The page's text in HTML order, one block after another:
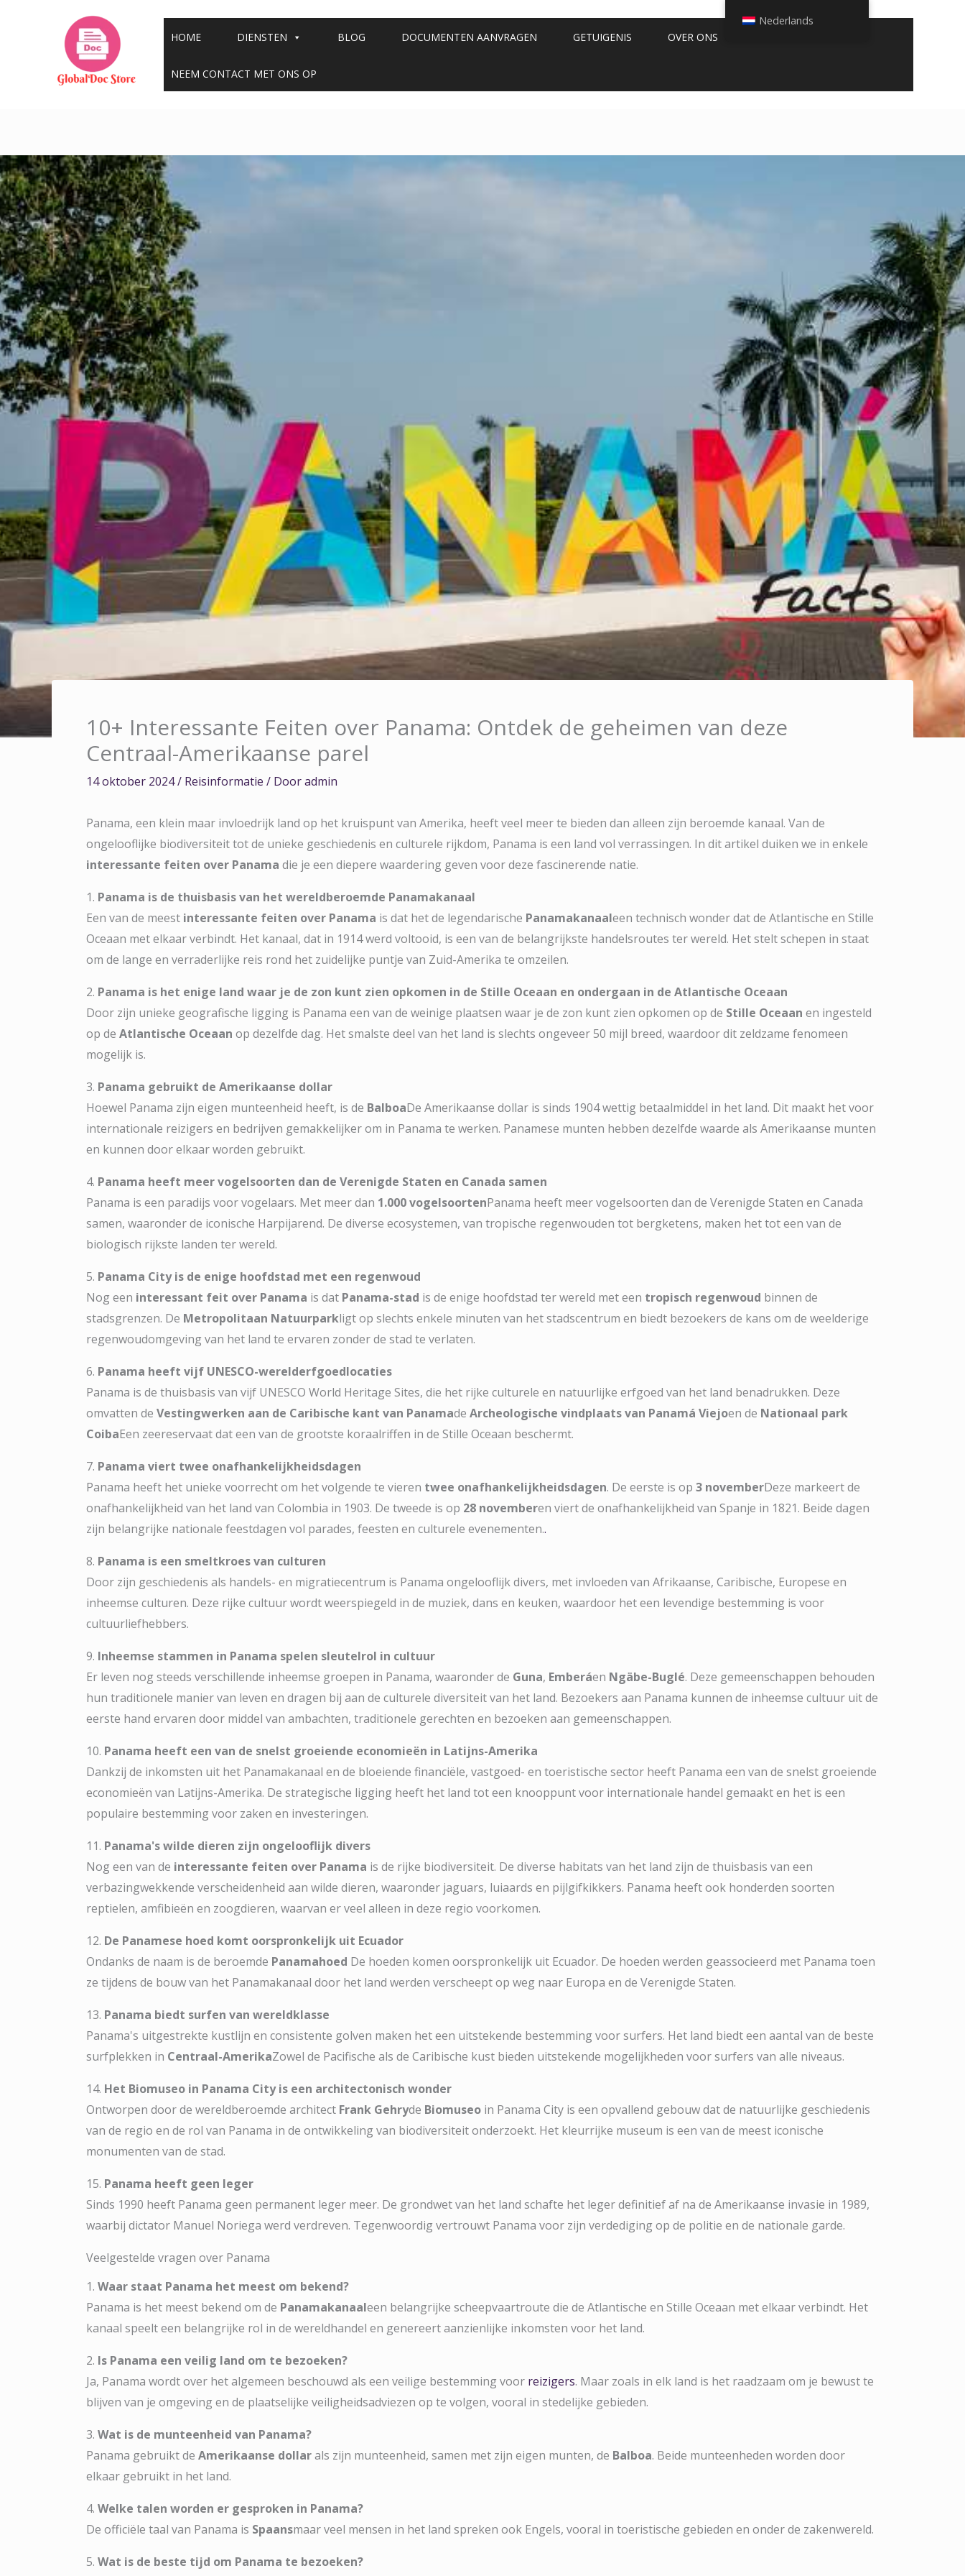
HOME DIENSTEN BLOG DOCUMENTEN AANVRAGEN GETUIGENIS OVER ONS
NEEM CONTACT MET ONS OP
10+ Interessante Feiten over Panama: Ontdek de geheimen van deze
Centraal-Amerikaanse parel
14 oktober 2024/ Reisinformatie / Dooradmin
Panama, een klein maar invloedrijk land op het kruispunt van Amerika, heeft veel meer te bieden dan alleen zijn beroemde kanaal. Van de
ongelooflijke biodiversiteit tot de unieke geschiedenis en culturele rijkdom, Panama is een land vol verrassingen. In dit artikel duiken we in enkele
interessante feiten over Panama die je een diepere waardering geven voor deze fascinerende natie.
1. Panama is de thuisbasis van het wereldberoemde Panamakanaal
Een van de meest interessante feiten over Panama is dat het de legendarische Panamakanaaleen technisch wonder dat de Atlantische en Stille
Oceaan met elkaar verbindt. Het kanaal, dat in 1914 werd voltooid, is een van de belangrijkste handelsroutes ter wereld. Het stelt schepen in staat
om de lange en verraderlijke reis rond het zuidelijke puntje van Zuid-Amerika te omzeilen.
2. Panama is het enige land waar je de zon kunt zien opkomen in de Stille Oceaan en ondergaan in de Atlantische Oceaan
Door zijn unieke geografische ligging is Panama een van de weinige plaatsen waar je de zon kunt zien opkomen op de Stille Oceaan en ingesteld
op de Atlantische Oceaan op dezelfde dag. Het smalste deel van het land is slechts ongeveer 50 mijl breed, waardoor dit zeldzame fenomeen
mogelijk is.
3. Panama gebruikt de Amerikaanse dollar
Hoewel Panama zijn eigen munteenheid heeft, is de BalboaDe Amerikaanse dollar is sinds 1904 wettig betaalmiddel in het land. Dit maakt het voor
internationale reizigers en bedrijven gemakkelijker om in Panama te werken. Panamese munten hebben dezelfde waarde als Amerikaanse munten
en kunnen door elkaar worden gebruikt.
4. Panama heeft meer vogelsoorten dan de Verenigde Staten en Canada samen
Panama is een paradijs voor vogelaars. Met meer dan 1.000 vogelsoortenPanama heeft meer vogelsoorten dan de Verenigde Staten en Canada
samen, waaronder de iconische Harpijarend. De diverse ecosystemen, van tropische regenwouden tot bergketens, maken het tot een van de
biologisch rijkste landen ter wereld.
5. Panama City is de enige hoofdstad met een regenwoud
Nog een interessant feit over Panama is dat Panama-stad is de enige hoofdstad ter wereld met een tropisch regenwoud binnen de
stadsgrenzen. De Metropolitaan Natuurparkligt op slechts enkele minuten van het stadscentrum en biedt bezoekers de kans om de weelderige
regenwoudomgeving van het land te ervaren zonder de stad te verlaten.
6. Panama heeft vijf UNESCO-werelderfgoedlocaties
Panama is de thuisbasis van vijf UNESCO World Heritage Sites, die het rijke culturele en natuurlijke erfgoed van het land benadrukken. Deze
omvatten de Vestingwerken aan de Caribische kant van Panamade Archeologische vindplaats van Panamá Viejoen de Nationaal park
CoibaEen zeereservaat dat een van de grootste koraalriffen in de Stille Oceaan beschermt.
7. Panama viert twee onafhankelijkheidsdagen
Panama heeft het unieke voorrecht om het volgende te vieren twee onafhankelijkheidsdagen. De eerste is op 3 novemberDeze markeert de
onafhankelijkheid van het land van Colombia in 1903. De tweede is op 28 novemberen viert de onafhankelijkheid van Spanje in 1821. Beide dagen
zijn belangrijke nationale feestdagen vol parades, feesten en culturele evenementen..
8. Panama is een smeltkroes van culturen
Door zijn geschiedenis als handels- en migratiecentrum is Panama ongelooflijk divers, met invloeden van Afrikaanse, Caribische, Europese en
inheemse culturen. Deze rijke cultuur wordt weerspiegeld in de muziek, dans en keuken, waardoor het een levendige bestemming is voor
cultuurliefhebbers.
9. Inheemse stammen in Panama spelen sleutelrol in cultuur
Er leven nog steeds verschillende inheemse groepen in Panama, waaronder de Guna, Emberáen Ngäbe-Buglé. Deze gemeenschappen behouden
hun traditionele manier van leven en dragen bij aan de culturele diversiteit van het land. Bezoekers aan Panama kunnen de inheemse cultuur uit de
eerste hand ervaren door middel van ambachten, traditionele gerechten en bezoeken aan gemeenschappen.
10. Panama heeft een van de snelst groeiende economieën in Latijns-Amerika
Dankzij de inkomsten uit het Panamakanaal en de bloeiende financiële, vastgoed- en toeristische sector heeft Panama een van de snelst groeiende
economieën van Latijns-Amerika. De strategische ligging heeft het land tot een knooppunt voor internationale handel gemaakt en het is een
populaire bestemming voor zaken en investeringen.
11. Panama's wilde dieren zijn ongelooflijk divers
Nog een van de interessante feiten over Panama is de rijke biodiversiteit. De diverse habitats van het land zijn de thuisbasis van een
verbazingwekkende verscheidenheid aan wilde dieren, waaronder jaguars, luiaards en pijlgifkikkers. Panama heeft ook honderden soorten
reptielen, amfibieën en zoogdieren, waarvan er veel alleen in deze regio voorkomen.
12. De Panamese hoed komt oorspronkelijk uit Ecuador
Ondanks de naam is de beroemde Panamahoed De hoeden komen oorspronkelijk uit Ecuador. De hoeden werden geassocieerd met Panama toen
ze tijdens de bouw van het Panamakanaal door het land werden verscheept op weg naar Europa en de Verenigde Staten.
13. Panama biedt surfen van wereldklasse
Panama's uitgestrekte kustlijn en consistente golven maken het een uitstekende bestemming voor surfers. Het land biedt een aantal van de beste
surfplekken in Centraal-AmerikaZowel de Pacifische als de Caribische kust bieden uitstekende mogelijkheden voor surfers van alle niveaus.
14. Het Biomuseo in Panama City is een architectonisch wonder
Ontworpen door de wereldberoemde architect Frank Gehryde Biomuseo in Panama City is een opvallend gebouw dat de natuurlijke geschiedenis
van de regio en de rol van Panama in de ontwikkeling van biodiversiteit onderzoekt. Het kleurrijke museum is een van de meest iconische
monumenten van de stad.
15. Panama heeft geen leger
Sinds 1990 heeft Panama geen permanent leger meer. De grondwet van het land schafte het leger definitief af na de Amerikaanse invasie in 1989,
waarbij dictator Manuel Noriega werd verdreven. Tegenwoordig vertrouwt Panama voor zijn verdediging op de politie en de nationale garde.
Veelgestelde vragen over Panama
1. Waar staat Panama het meest om bekend?
Panama is het meest bekend om de Panamakanaaleen belangrijke scheepvaartroute die de Atlantische en Stille Oceaan met elkaar verbindt. Het
kanaal speelt een belangrijke rol in de wereldhandel en genereert aanzienlijke inkomsten voor het land.
2. Is Panama een veilig land om te bezoeken?
Ja, Panama wordt over het algemeen beschouwd als een veilige bestemming voor reizigers. Maar zoals in elk land is het raadzaam om je bewust te
blijven van je omgeving en de plaatselijke veiligheidsadviezen op te volgen, vooral in stedelijke gebieden.
3. Wat is de munteenheid van Panama?
Panama gebruikt de Amerikaanse dollarals zijn munteenheid, samen met zijn eigen munten, de Balboa. Beide munteenheden worden door
elkaar gebruikt in het land.
4. Welke talen worden er gesproken in Panama?
De officiële taal van Panama is Spaansmaar veel mensen in het land spreken ook Engels, vooral in toeristische gebieden en onder de zakenwereld.
5. Wat is de beste tijd om Panama te bezoeken?
Nederlands